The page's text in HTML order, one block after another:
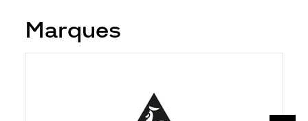
Marques